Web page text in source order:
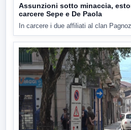
Assunzioni sotto minaccia,
carcere Sepe e De Paola
In carcere i due affiliati al clan